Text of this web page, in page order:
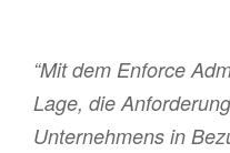
“Mit dem Enforce
Lage, die
Unternehmens in